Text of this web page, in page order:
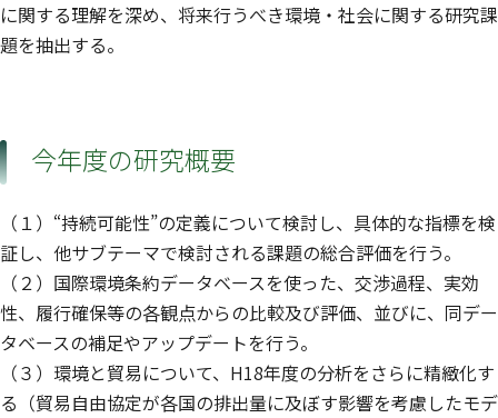
に関する理解を深め、将来行うべき環境・社会に関する研究課
題を抽出する。
今年度の研究概要
（１）“持続可能性”の定義について検討し、具体的な指標を検
証し、他サブテーマで検討される課題の総合評価を行う。
（２）国際環境条約データベースを使った、交渉過程、実効
性、履行確保等の各観点からの比較及び評価、並びに、同デー
タベースの補足やアップデートを行う。
（３）環境と貿易について、H18年度の分析をさらに精緻化す
る（貿易自由協定が各国の排出量に及ぼす影響を考慮したモデ